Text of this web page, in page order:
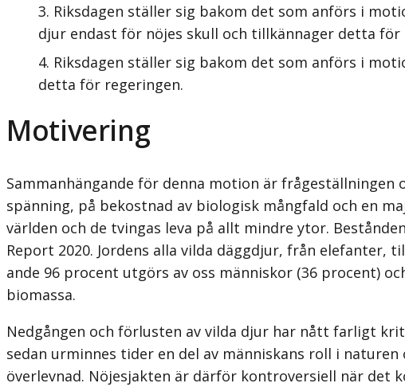
Riksdagen ställer sig bakom det som anförs i
djur endast för nöjes skull och tillkännager detta för
Riksdagen ställer sig bakom det som anförs i
detta för regeringen.
Motivering
Sammanhängande för denna motion är
spänning, på bekostnad av biologisk mångfald och en
världen och de tvingas leva på allt mindre ytor.
Report 2020. Jordens alla vilda däggdjur, från
ande 96 procent utgörs av oss människor (36 procent)
biomassa.
Nedgången och förlusten av vilda djur har nått farligt
sedan urminnes tider en del av människans roll i
överlevnad. Nöjesjakten är därför kontrover­siell när det